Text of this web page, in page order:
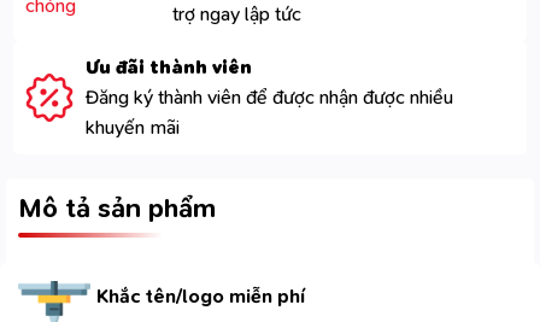
trợ ngay lập tức
Ưu đãi thành viên
Đăng ký thành viên để được nhận được nhiều
khuyến mãi
Mô tả sản phẩm
Khắc tên/logo miễn phí